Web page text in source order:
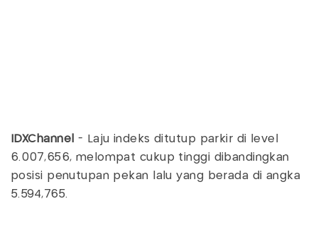
IDXChannel
- Laju indeks ditutup parkir di level
6.007,656, melompat cukup tinggi dibandingkan
posisi penutupan pekan lalu yang berada di angka
5.594,765.